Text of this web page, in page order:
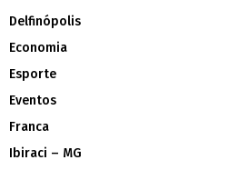
Delfinópolis
Economia
Esporte
Eventos
Franca
Ibiraci – MG